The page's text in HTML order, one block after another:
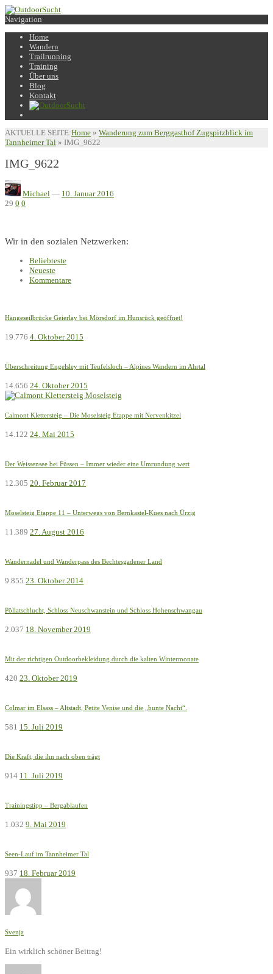
Navigation
Home
Wandern
Trailrunning
Training
Über uns
Blog
Kontakt
AKTUELLE SEITE:Home » Wanderung zum Berggasthof Zugspitzblick im
Tannheimer Tal » IMG_9622
IMG_9622
Michael — 10. Januar 2016
29 0 0
Wir in den sozialen Netzwerken:
Beliebteste
Neueste
Kommentare
Hängeseilbrücke Geierlay bei Mörsdorf im Hunsrück geöffnet!
19.776 4. Oktober 2015
Überschreitung Engelsley mit Teufelsloch – Alpines Wandern im Ahrtal
14.656 24. Oktober 2015
Calmont Klettersteig – Die Moselsteig Etappe mit Nervenkitzel
14.122 24. Mai 2015
Der Weissensee bei Füssen – Immer wieder eine Umrundung wert
12.305 20. Februar 2017
Moselsteig Etappe 11 – Unterwegs von Bernkastel-Kues nach Ürzig
11.389 27. August 2016
Wandernadel und Wanderpass des Bechtesgadener Land
9.855 23. Oktober 2014
Pöllatschlucht, Schloss Neuschwanstein und Schloss Hohenschwangau
2.037 18. November 2019
Mit der richtigen Outdoorbekleidung durch die kalten Wintermonate
420 23. Oktober 2019
Colmar im Elsass – Altstadt, Petite Venise und die „bunte Nacht“.
581 15. Juli 2019
Die Kraft, die ihn nach oben trägt
914 11. Juli 2019
Trainingstipp – Bergablaufen
1.032 9. Mai 2019
Seen-Lauf im Tannheimer Tal
937 18. Februar 2019
Svenja
Ein wirklich schöner Beitrag!